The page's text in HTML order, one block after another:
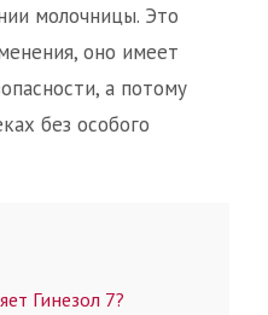
молочницы. Это
оно имеет
а потому
без особого
Гинезол 7?